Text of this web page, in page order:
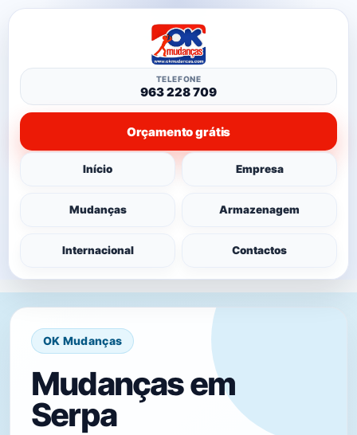
Início Empresa
Mudanças Armazenagem
Internacional Contactos
TELEFONE
963 228 709
Orçamento grátis
OK Mudanças
Mudanças em
Serpa